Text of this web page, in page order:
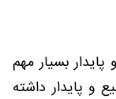
بسیار مهم
و پایدار داشته